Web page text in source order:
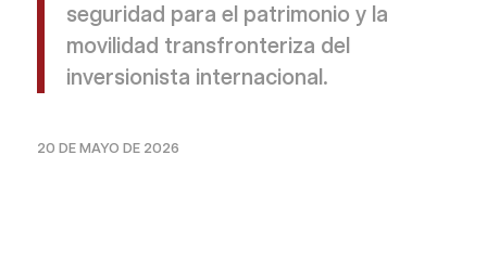
seguridad para el patrimonio y la
movilidad transfronteriza del
inversionista internacional.
20 DE MAYO DE 2026